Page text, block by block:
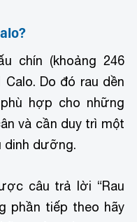
chín (khoảng 246
Calo. Do đó rau dền
hợp cho những
và cần duy trì một
dinh dưỡng.
câu trả lời “Rau
phần tiếp theo hãy